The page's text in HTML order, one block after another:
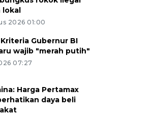
lokal
2026 01:00
Gubernur BI
wajib "merah putih"
07:27
Harga Pertamax
daya beli